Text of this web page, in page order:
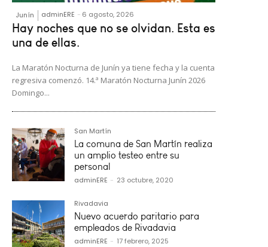
Junín adminERE - 6 agosto, 2026
Hay noches que no se olvidan. Esta es
una de ellas.
La Maratón Nocturna de Junín ya tiene fecha y la cuenta
regresiva comenzó. 14.ª Maratón Nocturna Junín 2026
Domingo...
San Martín
La comuna de San Martín realiza
un amplio testeo entre su
personal
adminERE - 23 octubre, 2020
Rivadavia
Nuevo acuerdo paritario para
empleados de Rivadavia
adminERE - 17 febrero, 2025